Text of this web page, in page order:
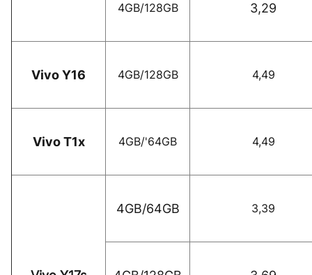
4GB/128GB 3,29
Vivo Y16 4GB/128GB 4,49
Vivo T1x 4GB/'64GB 4,49
4GB/64GB 3,39